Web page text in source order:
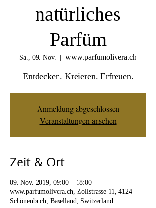
natürliches
Parfüm
Sa., 09. Nov. www.parfumolivera.ch
Entdecken. Kreieren. Erfreuen.
Anmeldung abgeschlossen
Veranstaltungen ansehen
Zeit & Ort
09. Nov. 2019, 09:00 – 18:00
www.parfumolivera.ch, Zollstrasse 11, 4124
Schönenbuch, Baselland, Switzerland